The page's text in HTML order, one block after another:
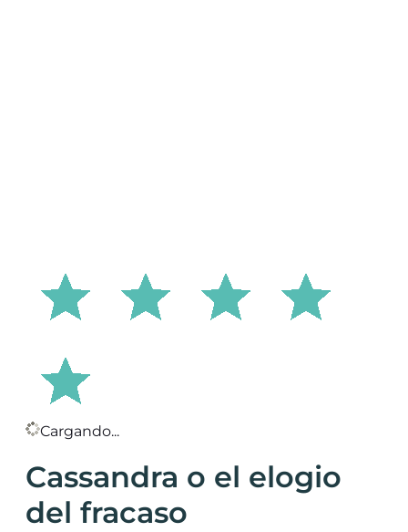
Cargando...
Cassandra o el elogio
del fracaso